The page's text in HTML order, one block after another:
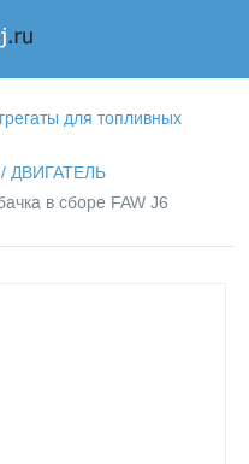
для топливных
/ДВИГАТЕЛЬ
в сборе FAW J6